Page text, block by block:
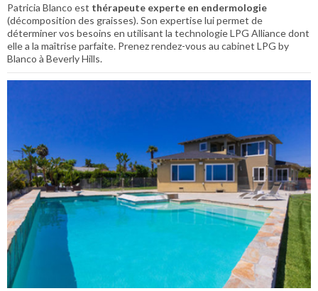
Patricia Blanco est thérapeute experte en endermologie
(décomposition des graisses). Son expertise lui permet de
déterminer vos besoins en utilisant la technologie LPG Alliance dont
elle a la maîtrise parfaite. Prenez rendez-vous au cabinet LPG by
Blanco à Beverly Hills.